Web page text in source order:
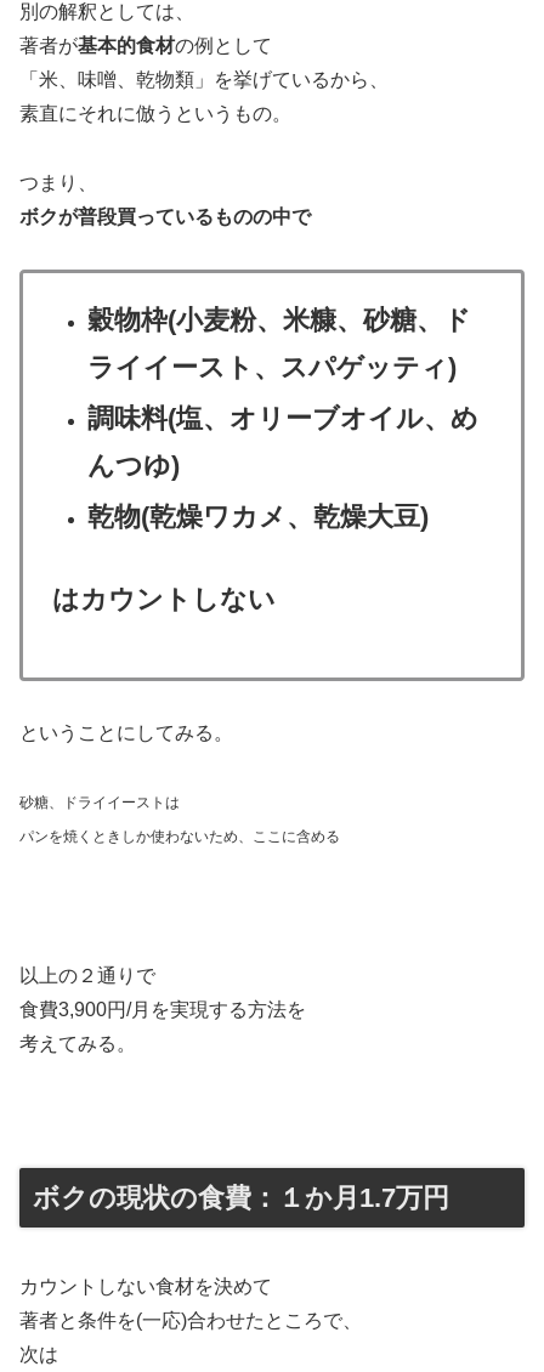
別の解釈としては、
著者が基本的食材の例として
「米、味噌、乾物類」を挙げているから、
素直にそれに倣うというもの。
つまり、
ボクが普段買っているものの中で
穀物枠(小麦粉、米糠、砂糖、ド
ライイースト、スパゲッティ)
調味料(塩、オリーブオイル、め
んつゆ)
乾物(乾燥ワカメ、乾燥大豆)
はカウントしない
ということにしてみる。
砂糖、ドライイーストは
パンを焼くときしか使わないため、ここに含める
以上の２通りで
食費3,900円/月を実現する方法を
考えてみる。
ボクの現状の食費：１か月1.7万円
カウントしない食材を決めて
著者と条件を(一応)合わせたところで、
次は